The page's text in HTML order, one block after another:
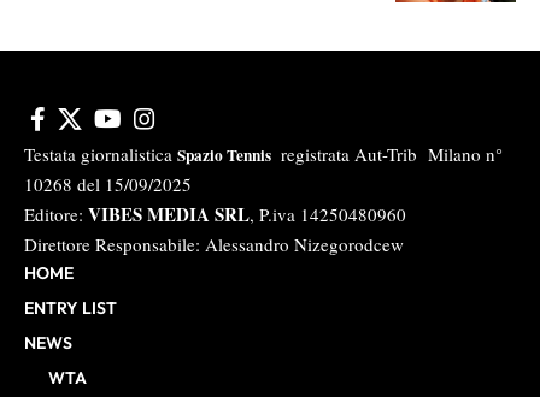
Testata giornalistica Spazio Tennis registrata Aut-Trib Milano n°
10268 del 15/09/2025
Editore: VIBES MEDIA SRL, P.iva 14250480960
Direttore Responsabile: Alessandro Nizegorodcew
HOME
ENTRY LIST
NEWS
WTA